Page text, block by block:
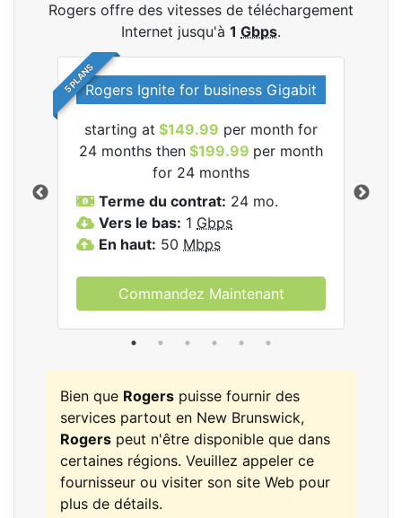
Rogers offre des vitesses de téléchargement
Internet jusqu'à 1 Gbps.
5 PLANSRogers Ignite for business Gigabit
starting at $149.99 per month for
24 months then $199.99 per month
for 24 months
Terme du contrat: 24 mo.
Vers le bas: 1 Gbps
En haut: 50 Mbps
Commandez Maintenant
Bien que Rogers puisse fournir des
services partout en New Brunswick,
Rogers peut n'être disponible que dans
certaines régions. Veuillez appeler ce
fournisseur ou visiter son site Web pour
plus de détails.